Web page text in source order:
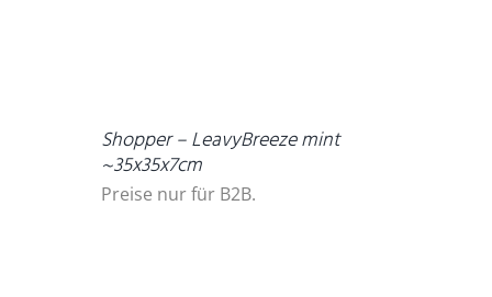
Shopper – LeavyBreeze mint
~35x35x7cm
Preise nur für B2B.